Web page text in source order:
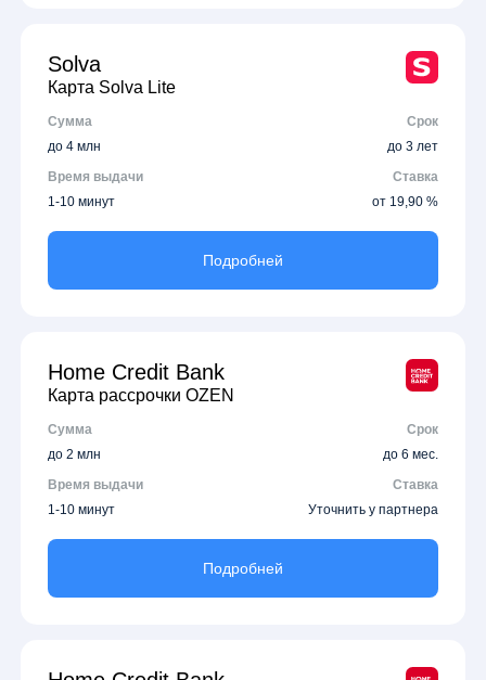
Solva
Карта Solva Lite
Сумма
Срок
до 4 млн
до 3 лет
Время выдачи
Ставка
1-10 минут
от 19,90 %
Подробней
Home Credit Bank
Карта рассрочки OZEN
Сумма
Срок
до 2 млн
до 6 мес.
Время выдачи
Ставка
1-10 минут
Уточнить у партнера
Подробней